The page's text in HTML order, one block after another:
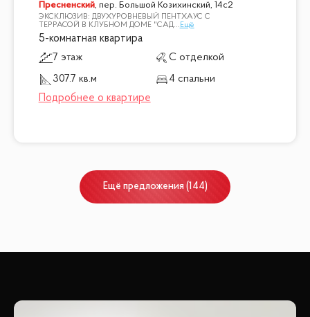
Пресненский, пер. Большой Козихинский, 14с2
ЭКСКЛЮЗИВ: ДВУХУРОВНЕВЫЙ ПЕНТХАУС С
ТЕРРАСОЙ В КЛУБНОМ ДОМЕ "САД... Ещё
5-комнатная квартира
7 этаж
С отделкой
307.7 кв.м
4 спальни
Ещё предложения ( 144)